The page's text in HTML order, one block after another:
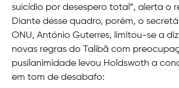
suicídio por desespero total”, alerta o
Diante desse quadro, porém, o
ONU, António Guterres, limitou-se a
novas regras do Talibã com
pusilanimidade levou Holdswoth a
em tom de desabafo: